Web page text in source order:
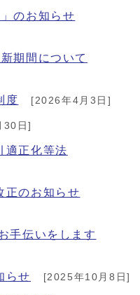
のお知らせ
期間について
度 [2026年4月3日]
30日]
適正化等法
正のお知らせ
手伝いをします
らせ [2025年10月8日]